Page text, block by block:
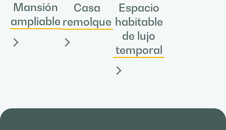
Mansión
ampliable
Casa
remolque
Espacio
habitable
de lujo
temporal